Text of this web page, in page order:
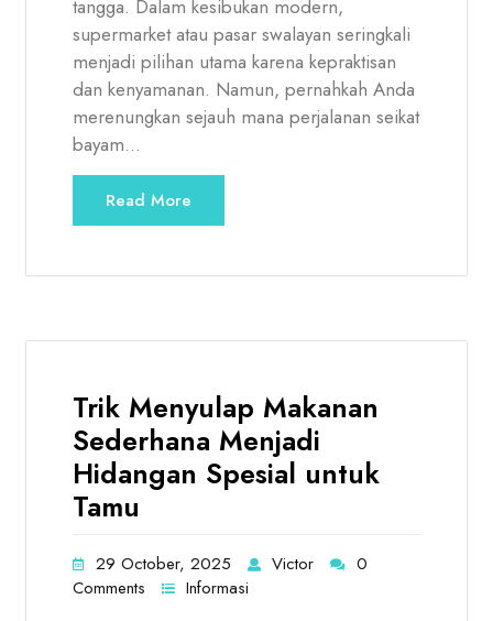
tangga. Dalam kesibukan modern,
supermarket atau pasar swalayan seringkali
menjadi pilihan utama karena kepraktisan
dan kenyamanan. Namun, pernahkah Anda
merenungkan sejauh mana perjalanan seikat
bayam…
Read More
Trik Menyulap Makanan
Sederhana Menjadi
Hidangan Spesial untuk
Tamu
29 October, 2025 Victor
0
Comments
Informasi